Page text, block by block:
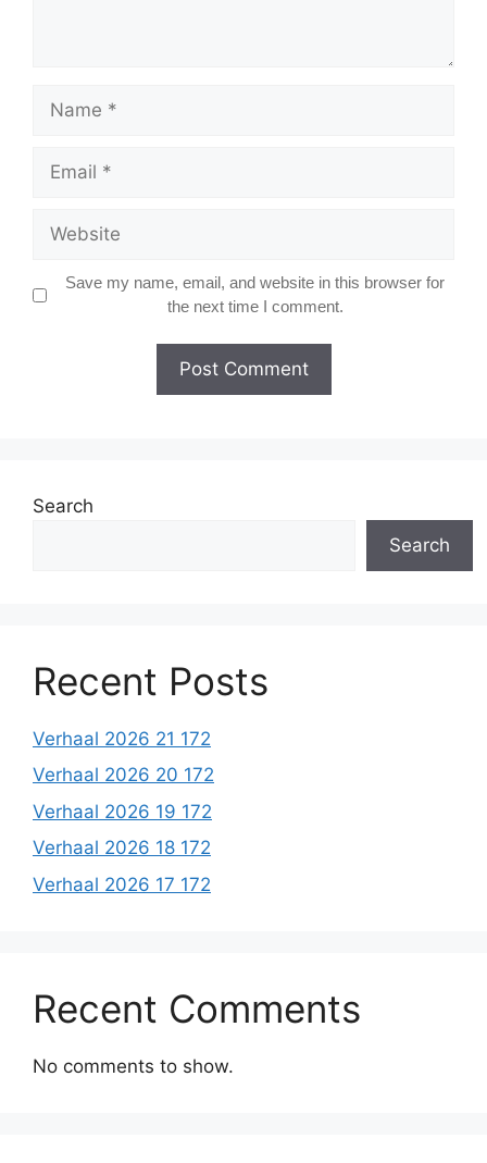
Name
Email
Website
Save my name, email, and website in this browser for
the next time I comment.
Search
Search
Recent Posts
Verhaal 2026 21 172
Verhaal 2026 20 172
Verhaal 2026 19 172
Verhaal 2026 18 172
Verhaal 2026 17 172
Recent Comments
No comments to show.